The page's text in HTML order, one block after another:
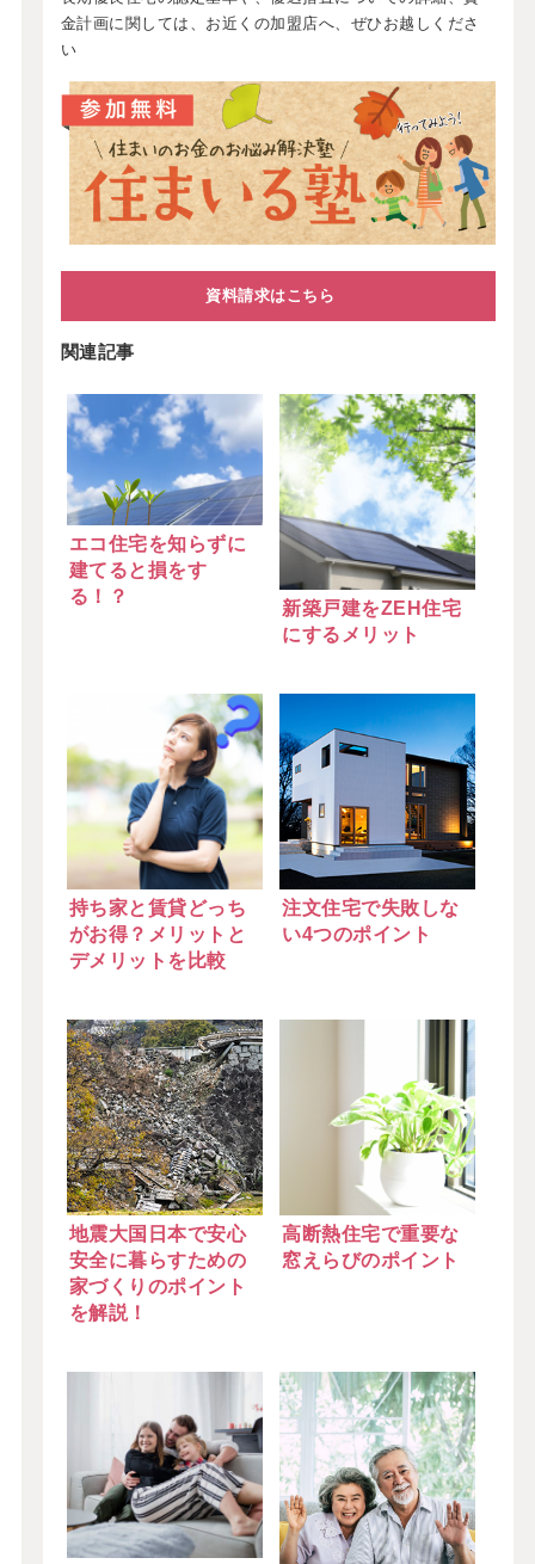
金計画に関しては、お近くの加盟店へ、ぜひお越しくださ
い
資料請求はこちら
関連記事
エコ住宅を知らずに
建てると損をす
る！？
新築戸建をZEH住宅
にするメリット
持ち家と賃貸どっち
がお得？メリットと
デメリットを比較
注文住宅で失敗しな
い4つのポイント
地震大国日本で安心
安全に暮らすための
家づくりのポイント
を解説！
高断熱住宅で重要な
窓えらびのポイント